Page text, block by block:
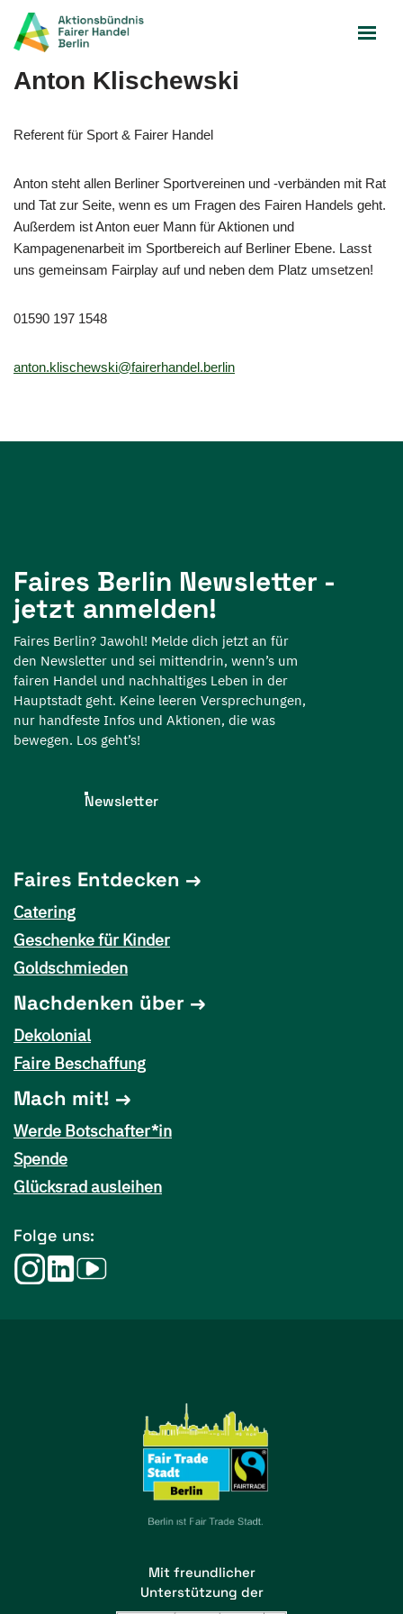
Zum
Inhalt
springen
Anton Klischewski
Referent für Sport & Fairer Handel
Anton steht allen Berliner Sportvereinen und -verbänden mit Rat
und Tat zur Seite, wenn es um Fragen des Fairen Handels geht.
Außerdem ist Anton euer Mann für Aktionen und
Kampagenenarbeit im Sportbereich auf Berliner Ebene. Lasst
uns gemeinsam Fairplay auf und neben dem Platz umsetzen!
01590 197 1548
anton.klischewski@fairerhandel.berlin
Faires Berlin Newsletter -
jetzt anmelden!
Faires Berlin? Jawohl! Melde dich jetzt an für
den Newsletter und sei mittendrin, wenn’s um
fairen Handel und nachhaltiges Leben in der
Hauptstadt geht. Keine leeren Versprechungen,
nur handfeste Infos und Aktionen, die was
bewegen. Los geht’s!
Newsletter
Faires Entdecken
Catering
Geschenke für Kinder
Goldschmieden
Nachdenken über
Dekolonial
Faire Beschaffung
Mach mit!
Werde Botschafter*in
Spende
Glücksrad ausleihen
Folge uns:
Mit freundlicher
Unterstützung der